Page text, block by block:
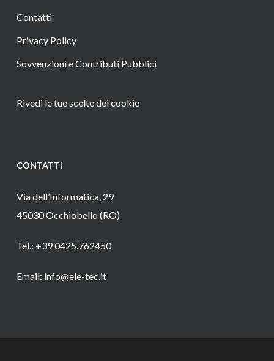
Contatti
Privacy Policy
Sovvenzioni e Contributi Pubblici
Rivedi le tue scelte dei cookie
CONTATTI
Via dell’Informatica, 29
45030 Occhiobello (RO)
Tel.: +39 0425.762450
Email: info@ele-tec.it